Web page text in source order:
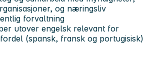
og næringsliv
forvaltning
utover engelsk relevant for
(spansk, fransk og portugisisk)